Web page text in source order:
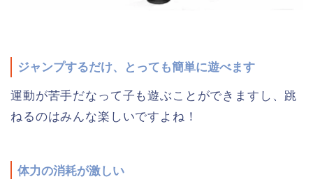
ジャンプするだけ、とっても簡単に遊べます
運動が苦手だなって子も遊ぶことができますし、跳
ねるのはみんな楽しいですよね！
体力の消耗が激しい